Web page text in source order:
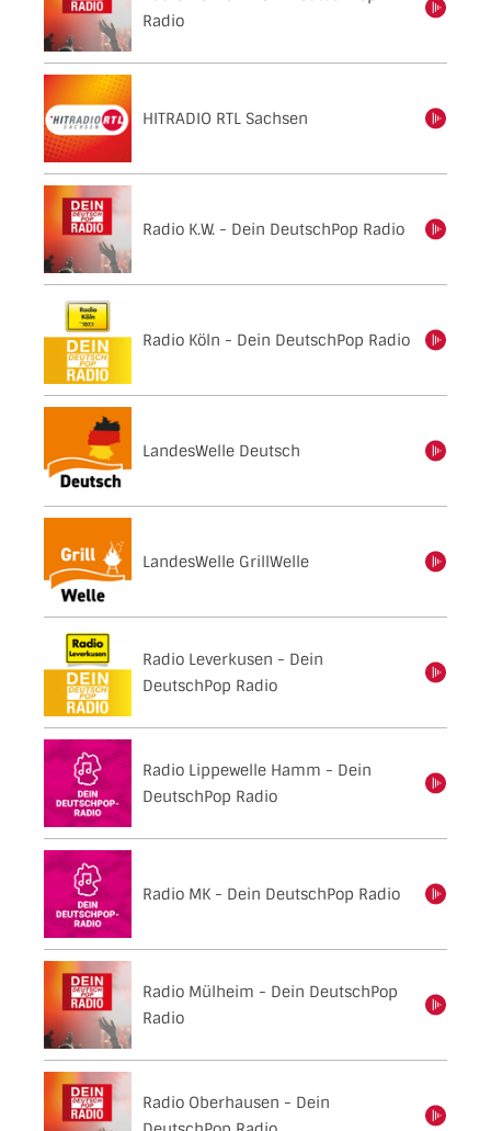
Radio
einschalten
HITRADIO RTL Sachsen
Radio K.W. - Dein DeutschPop Radio
einschalten
Radio Köln - Dein DeutschPop Radio
einschalten
LandesWelle Deutsch
LandesWelle GrillWelle
Radio Leverkusen - Dein
DeutschPop Radio
Radio Lippewelle Hamm - Dein
DeutschPop Radio
Radio MK - Dein DeutschPop Radio
einschalten
Radio Mülheim - Dein DeutschPop
Radio
einschalten
Radio Oberhausen - Dein